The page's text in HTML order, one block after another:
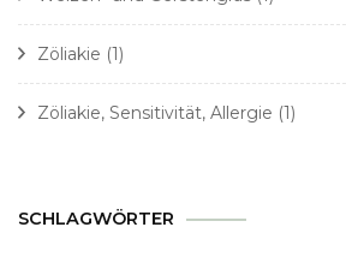
Zöliakie (1)
Zöliakie, Sensitivität, Allergie (1)
SCHLAGWÖRTER